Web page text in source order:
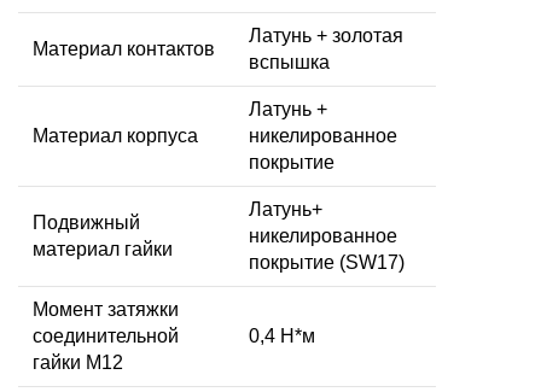
Материал контактов
Латунь + золотая
вспышка
Материал корпуса
Латунь +
никелированное
покрытие
Подвижный
материал гайки
Латунь+
никелированное
покрытие (SW17)
Момент затяжки
соединительной
гайки M12
0,4 Н*м